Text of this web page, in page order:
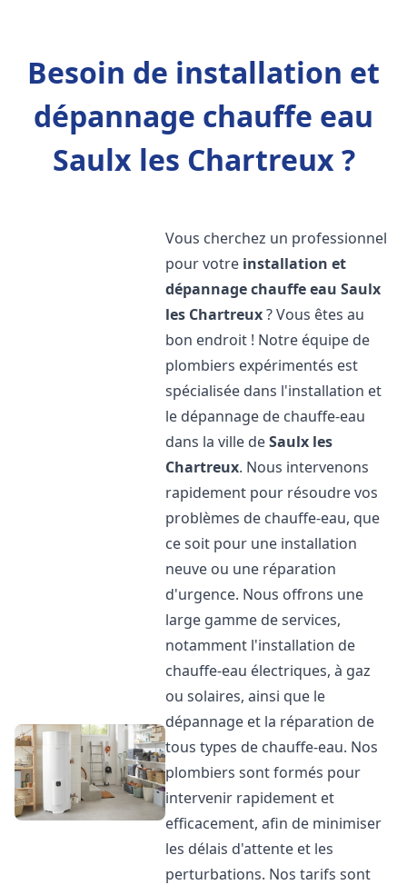
Besoin de installation et
dépannage chauffe eau
Saulx les Chartreux ?
Vous cherchez un professionnel
pour votre installation et
dépannage chauffe eau Saulx
les Chartreux? Vous êtes au
bon endroit ! Notre équipe de
plombiers expérimentés est
spécialisée dans l'installation et
le dépannage de chauffe-eau
dans la ville deSaulx les
Chartreux. Nous intervenons
rapidement pour résoudre vos
problèmes de chauffe-eau, que
ce soit pour une installation
neuve ou une réparation
d'urgence. Nous offrons une
large gamme de services,
notamment l'installation de
chauffe-eau électriques, à gaz
ou solaires, ainsi que le
dépannage et la réparation de
tous types de chauffe-eau. Nos
plombiers sont formés pour
intervenir rapidement et
efficacement, afin de minimiser
les délais d'attente et les
perturbations. Nos tarifs sont